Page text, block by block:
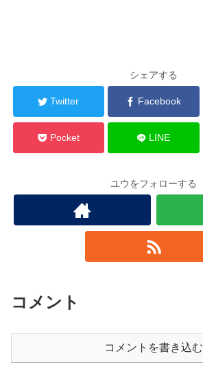
シェアする
Twitter Facebook
Pocket LINE
ユウをフォローする
コメント
コメントを書き込む